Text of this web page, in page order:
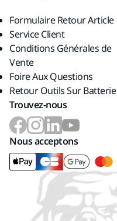
Formulaire Retour Article
Service Client
Conditions Générales de
Vente
Foire Aux Questions
Retour Outils Sur Batterie
Trouvez-nous
Nous acceptons